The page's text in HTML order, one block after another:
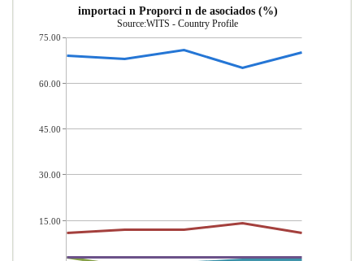
importaci n Proporci n de asociados (%)
Source:WITS - Country Profile
75.00
60.00
45.00
30.00
15.00